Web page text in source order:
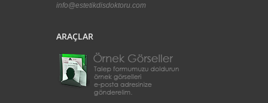
info@estetikdisdoktoru.com
ARAÇLAR